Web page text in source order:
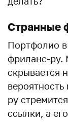
Странные
Портфолио
фриланс-ру.
скрывается
вероятность
ру
ссылки, а